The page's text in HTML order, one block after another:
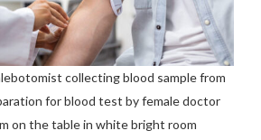
collecting blood sample from
for blood test by female doctor
on the table in white bright room